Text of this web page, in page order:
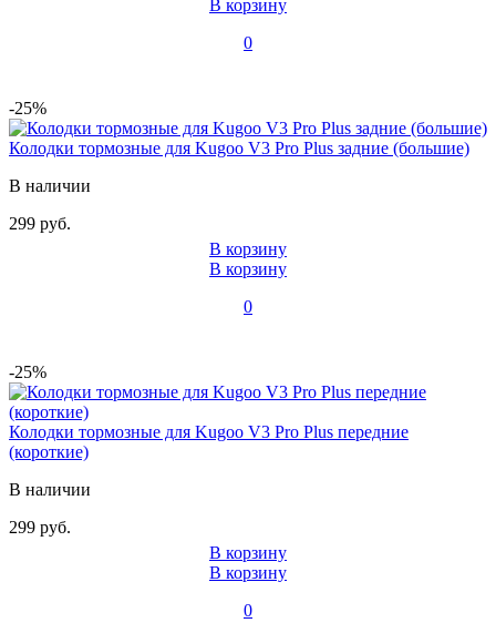
В корзину
0
-25%
Колодки тормозные для Kugoo V3 Pro Plus задние (большие)
В наличии
299 руб.
В корзину
В корзину
0
-25%
Колодки тормозные для Kugoo V3 Pro Plus передние
(короткие)
В наличии
299 руб.
В корзину
В корзину
0